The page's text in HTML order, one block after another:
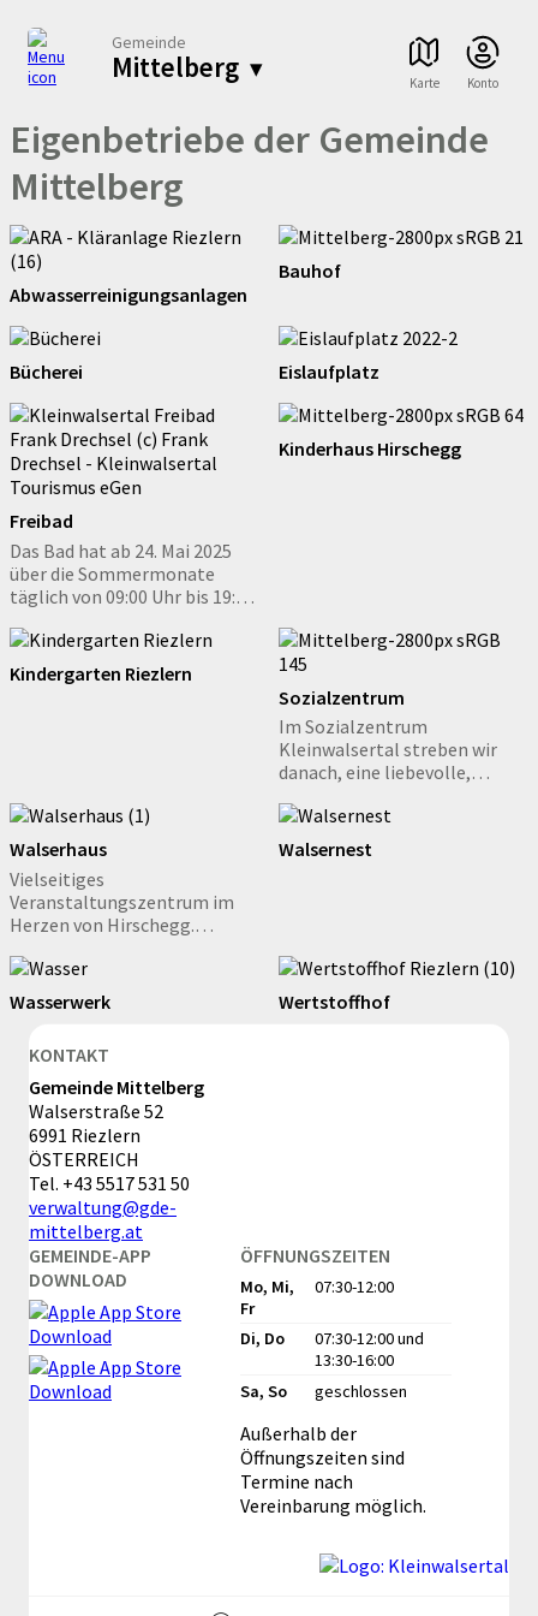
Gemeinde
Mittelberg ▾ Karte Konto
Eigenbetriebe der Gemeinde
Mittelberg
Abwasserreinigungsanlagen
Bauhof
Bücherei Eislaufplatz
Freibad
Das Bad hat ab 24. Mai 2025
über die Sommermonate
täglich von 09:00 Uhr bis 19:00
Wetter von 09:00 bis 11:00 Uhr
geöffnet. Das Freibad ist bis
Ende September 2025
Kinderhaus Hirschegg
Kindergarten Riezlern
Sozialzentrum
Im Sozialzentrum
Kleinwalsertal streben wir
danach, eine liebevolle,
zu schaffen, in der unsere
Bewohner:Innen ein erfülltes,
würdevolles und aktives Leben
Walserhaus
Vielseitiges
Veranstaltungszentrum im
Herzen von Hirschegg.
Konzerte oder Feierlichkeiten
– das Walserhaus in Hirschegg
ist die passende
Veranstaltungen in
unterschiedlichster Größer
und Form.
Walsernest
Wasserwerk Wertstoffhof
KONTAKT
Gemeinde Mittelberg
Walserstraße 52
6991 Riezlern
ÖSTERREICH
Tel. +43 5517 531 50
verwaltung@gde-
mittelberg.at
GEMEINDE-APP
DOWNLOAD
ÖFFNUNGSZEITEN
Mo, Mi,
Fr
07:30-12:00
Di, Do 07:30-12:00und
13:30-16:00
Sa, So
geschlossen
Außerhalb der
Öffnungszeiten sind
Termine nach
Vereinbarung möglich.